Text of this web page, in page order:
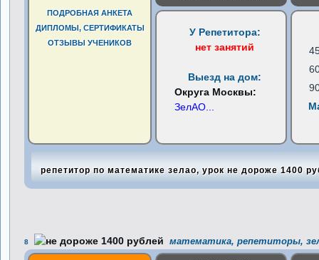
ПОДРОБНАЯ АНКЕТА
ДИПЛОМЫ, СЕРТИФИКАТЫ
ОТЗЫВЫ УЧЕНИКОВ
У Репетитора:
нет занятий
Выезд на дом:
Округа Москвы:
ЗелАО
репетитор по математике зелао, урок не дороже 1400
8 математика, репетиторы,